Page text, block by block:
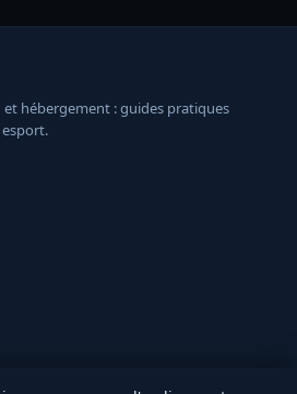
hébergement : guides pratiques
esport.